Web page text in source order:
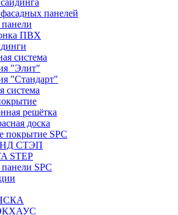
панелей
ПВХ
система
"Элит"
"Стандарт"
система
решётка
доска
покрытие SPC
СТЭП
STEP
SPC